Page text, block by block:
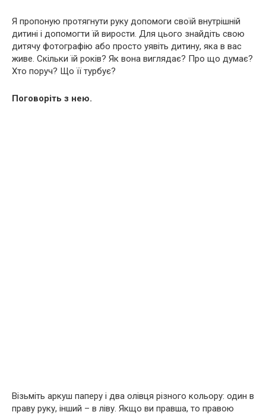
Я пропоную протягнути руку допомоги своїй внутрішній
дитині і допомогти їй вирости. Для цього знайдіть свою
дитячу фотографію або просто уявіть дитину, яка в вас
живе. Скільки їй років? Як вона виглядає? Про що думає?
Хто поруч? Що її турбує?
Поговоріть з нею.
Візьміть аркуш паперу і два олівця різного кольору: один в
праву руку, інший – в ліву. Якщо ви правша, то правою